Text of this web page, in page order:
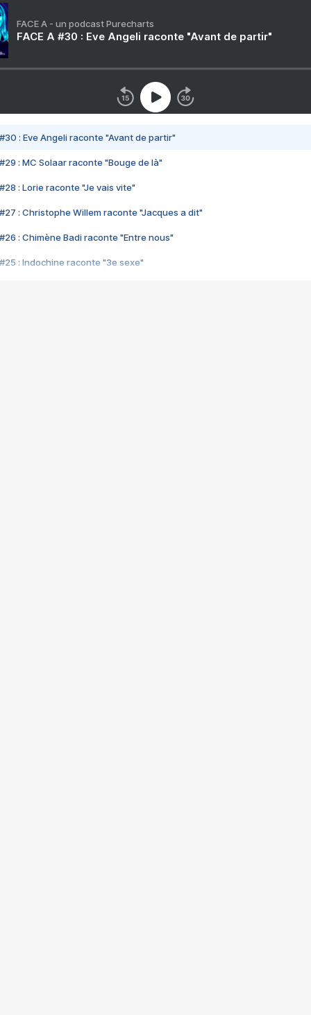
FACE A - un podcast Purecharts
FACE A #30 : Eve Angeli raconte "Avant de partir"
#30 : Eve Angeli raconte "Avant de partir"
#29 : MC Solaar raconte "Bouge de là"
#28 : Lorie raconte "Je vais vite"
#27 : Christophe Willem raconte "Jacques a dit"
#26 : Chimène Badi raconte "Entre nous"
#25 : Indochine raconte "3e sexe"